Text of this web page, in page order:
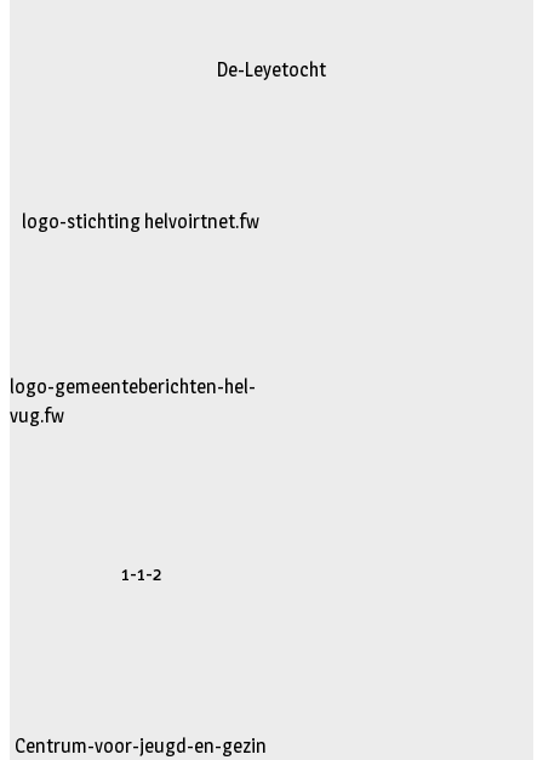
De-Leyetocht
logo-stichting helvoirtnet.fw
logo-gemeenteberichten-hel-
vug.fw
1-1-2
Centrum-voor-jeugd-en-gezin